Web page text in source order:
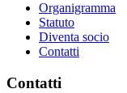
Organigramma
Statuto
Diventa socio
Contatti
Contatti